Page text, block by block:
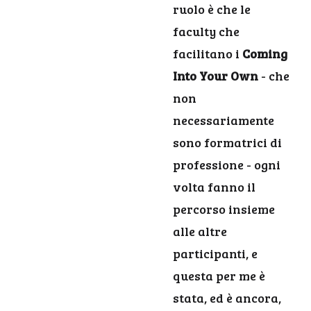
ruolo è che le
faculty che
facilitano i Coming
Into Your Own - che
non
necessariamente
sono formatrici di
professione - ogni
volta fanno il
percorso insieme
alle altre
participanti, e
questa per me è
stata, ed è ancora,